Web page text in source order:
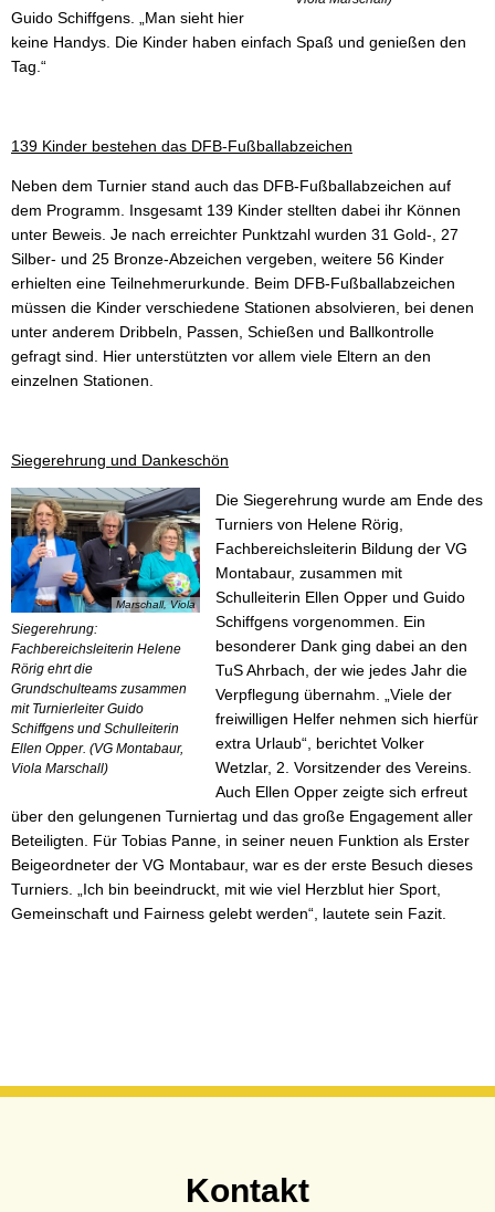
Guido Schiffgens. „Man sieht hier
keine Handys. Die Kinder haben einfach Spaß und genießen den
Tag.“
139 Kinder bestehen das DFB-Fußballabzeichen
Neben dem Turnier stand auch das DFB-Fußballabzeichen auf
dem Programm. Insgesamt 139 Kinder stellten dabei ihr Können
unter Beweis. Je nach erreichter Punktzahl wurden 31 Gold-, 27
Silber- und 25 Bronze-Abzeichen vergeben, weitere 56 Kinder
erhielten eine Teilnehmerurkunde. Beim DFB-Fußballabzeichen
müssen die Kinder verschiedene Stationen absolvieren, bei denen
unter anderem Dribbeln, Passen, Schießen und Ballkontrolle
gefragt sind. Hier unterstützten vor allem viele Eltern an den
einzelnen Stationen.
Siegerehrung und Dankeschön
Marschall, Viola
Siegerehrung:
Fachbereichsleiterin Helene
Rörig ehrt die
Grundschulteams zusammen
mit Turnierleiter Guido
Schiffgens und Schulleiterin
Ellen Opper. (VG Montabaur,
Viola Marschall)
Die Siegerehrung wurde am Ende des
Turniers von Helene Rörig,
Fachbereichsleiterin Bildung der VG
Montabaur, zusammen mit
Schulleiterin Ellen Opper und Guido
Schiffgens vorgenommen. Ein
besonderer Dank ging dabei an den
TuS Ahrbach, der wie jedes Jahr die
Verpflegung übernahm. „Viele der
freiwilligen Helfer nehmen sich hierfür
extra Urlaub“ , berichtet Volker
Wetzlar, 2. Vorsitzender des Vereins.
Auch Ellen Opper zeigte sich erfreut
über den gelungenen Turniertag und das große Engagement aller
Beteiligten. Für Tobias Panne, in seiner neuen Funktion als Erster
Beigeordneter der VG Montabaur, war es der erste Besuch dieses
Turniers. „Ich bin beeindruckt, mit wie viel Herzblut hier Sport,
Gemeinschaft und Fairness gelebt werden“ , lautete sein Fazit.
Kontakt